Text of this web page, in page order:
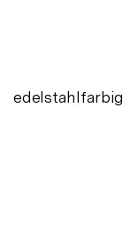
edelstahlfarbig